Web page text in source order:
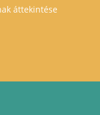
áttekintése